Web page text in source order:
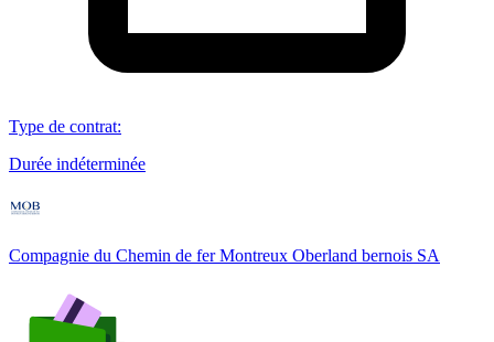
Type de contrat:
Durée indéterminée
Compagnie du Chemin de fer Montreux Oberland bernois SA